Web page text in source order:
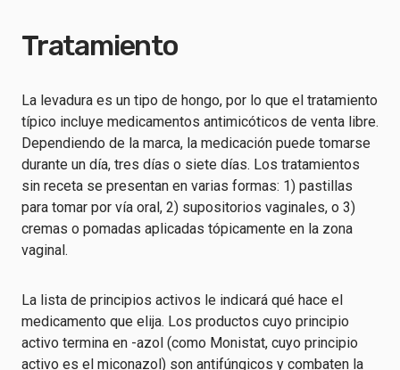
Tratamiento
La levadura es un tipo de hongo, por lo que el tratamiento
típico incluye medicamentos antimicóticos de venta libre.
Dependiendo de la marca, la medicación puede tomarse
durante un día, tres días o siete días. Los tratamientos
sin receta se presentan en varias formas: 1) pastillas
para tomar por vía oral, 2) supositorios vaginales, o 3)
cremas o pomadas aplicadas tópicamente en la zona
vaginal.
La lista de principios activos le indicará qué hace el
medicamento que elija. Los productos cuyo principio
activo termina en -azol (como Monistat, cuyo principio
activo es el miconazol) son antifúngicos y combaten la